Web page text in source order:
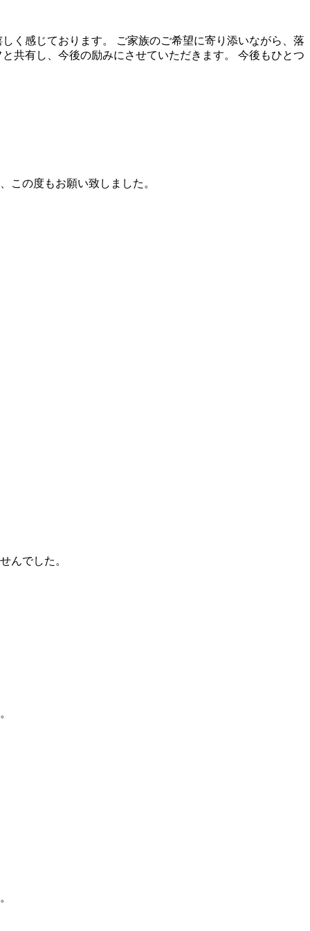
く感じております。 ご家族のご希望に寄り添いながら、落
共有し、今後の励みにさせていただきます。 今後もひとつ
の度もお願い致しました。
んでした。